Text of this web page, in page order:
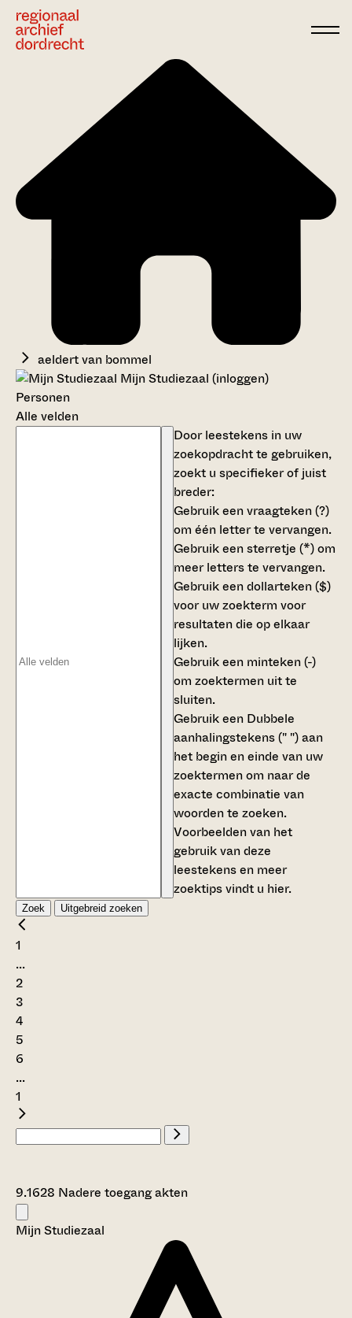
aeldert van bommel
Mijn Studiezaal (inloggen)
Personen
Alle velden
Door leestekens in uw
zoekopdracht te gebruiken,
zoekt u specifieker of juist
breder:
Gebruik eenvraagteken (?)
om één letter te vervangen.
Gebruik eensterretje (*)om
meer letters te vervangen.
Gebruik eendollarteken ($)
voor uw zoekterm voor
resultaten die op elkaar
lijken.
Gebruik een minteken (-)
om zoektermen uit te
sluiten.
Gebruik een Dubbele
aanhalingstekens (" ")aan
het begin en einde van uw
zoektermen om naar de
exacte combinatie van
woorden te zoeken.
Voorbeelden van het
gebruik van deze
leestekens en meer
zoektips vindt u hier.
Zoek Uitgebreid zoeken
1
...
2
3
4
5
6
...
1
9.1628 Nadere toegang akten
Mijn Studiezaal